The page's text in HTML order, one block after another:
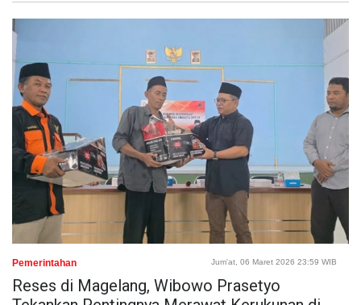
Pemerintahan Jum'at, 06 Maret 2026 23:59 WIB
Reses di Magelang, Wibowo Prasetyo